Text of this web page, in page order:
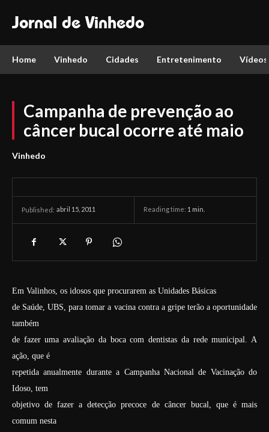
Jornal de Vinhedo
Home Vinhedo Cidades Entretenimento Vídeos
Campanha de prevenção ao
câncer bucal ocorre até maio
Vinhedo
Published: abril 15, 2011 Reading time: 1 min.
Em Valinhos, os idosos que procurarem as Unidades Básicas
de Saúde, UBS, para tomar a vacina contra a gripe terão a oportunidade
também
de fazer uma avaliação da boca com dentistas da rede municipal. A
ação, que é
repetida anualmente durante a Campanha Nacional de Vacinação do
Idoso, tem
objetivo de fazer a detecção precoce de câncer bucal, que é mais
comum nesta